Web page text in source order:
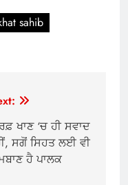
sahib
ਖਾਣ ‘ਚ ਹੀ ਸਵਾਦ
ਸਗੋਂ ਸਿਹਤ ਲਈ ਵੀ
ਹੈ ਪਾਲਕ